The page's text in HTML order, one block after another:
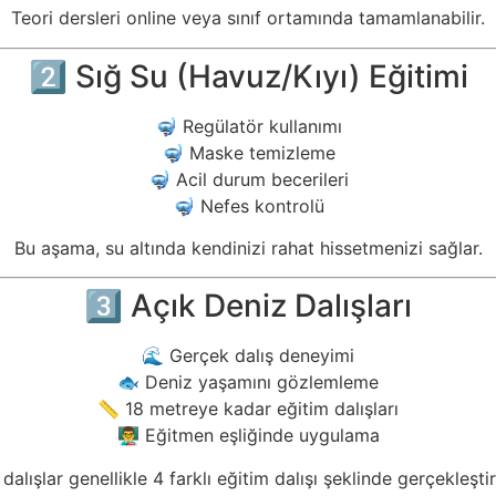
Teori dersleri online veya sınıf ortamında tamamlanabilir.
2️⃣ Sığ Su (Havuz/Kıyı) Eğitimi
🤿 Regülatör kullanımı
🤿 Maske temizleme
🤿 Acil durum becerileri
🤿 Nefes kontrolü
Bu aşama, su altında kendinizi rahat hissetmenizi sağlar.
3️⃣ Açık Deniz Dalışları
🌊 Gerçek dalış deneyimi
🐟 Deniz yaşamını gözlemleme
📏 18 metreye kadar eğitim dalışları
👨‍🏫 Eğitmen eşliğinde uygulama
dalışlar genellikle 4 farklı eğitim dalışı şeklinde